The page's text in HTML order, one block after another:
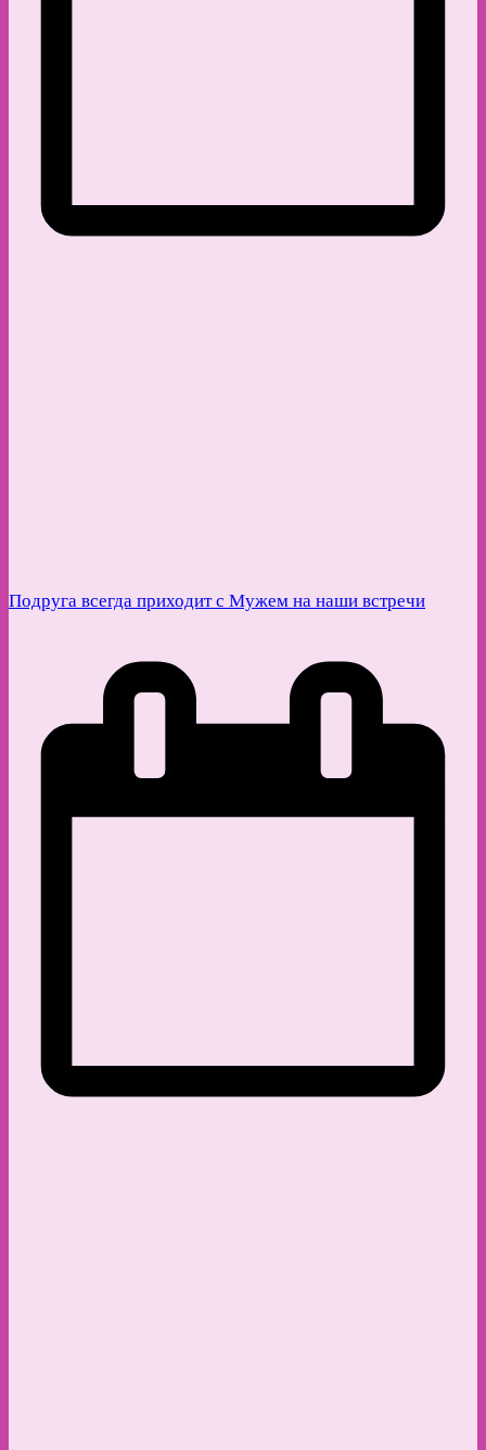
Подруга всегда приходит с Мужем на наши встречи